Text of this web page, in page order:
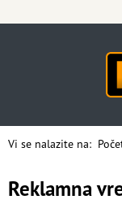
Vi se nalazite na:
Reklamna